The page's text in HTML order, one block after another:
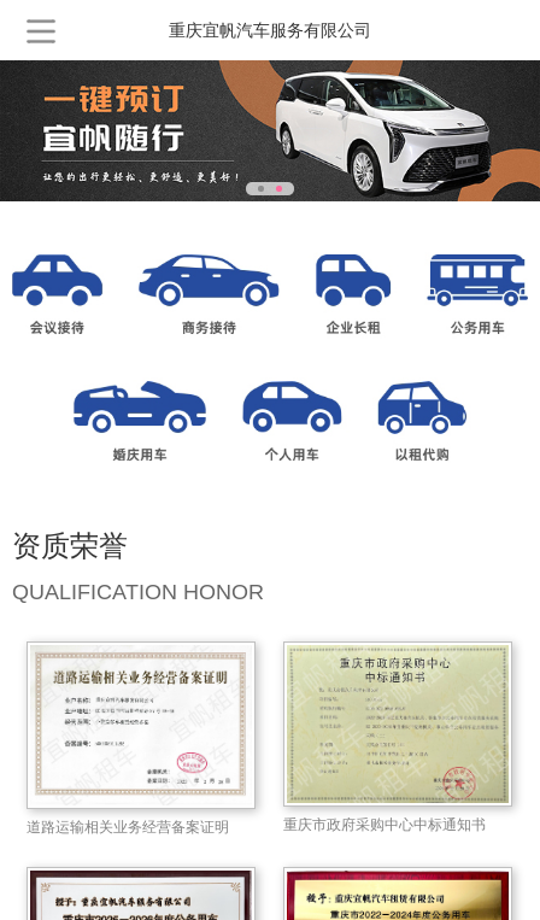
重庆宜帆汽车服务有限公司
资质荣誉
QUALIFICATION HONOR
道路运输相关业务经营备案证明 重庆市政府采购中心中标通知书